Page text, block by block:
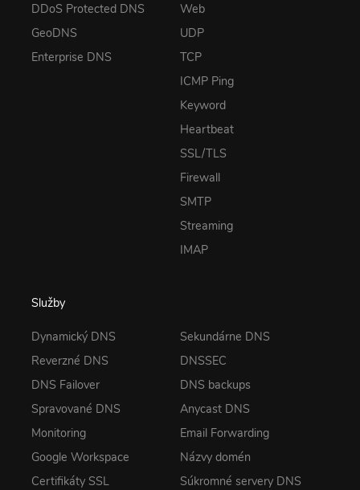
DDoS Protected DNS
GeoDNS
Enterprise DNS
Web
UDP
TCP
ICMP Ping
Keyword
Heartbeat
SSL/TLS
Firewall
SMTP
Streaming
IMAP
Služby
Dynamický DNS
Reverzné DNS
DNS Failover
Spravované DNS
Monitoring
Google Workspace
Certifikáty SSL
Sekundárne DNS
DNSSEC
DNS backups
Anycast DNS
Email Forwarding
Názvy domén
Súkromné servery DNS